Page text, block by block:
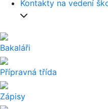
Kontakty na vedení
Bakaláři
Přípravná třída
Zápisy